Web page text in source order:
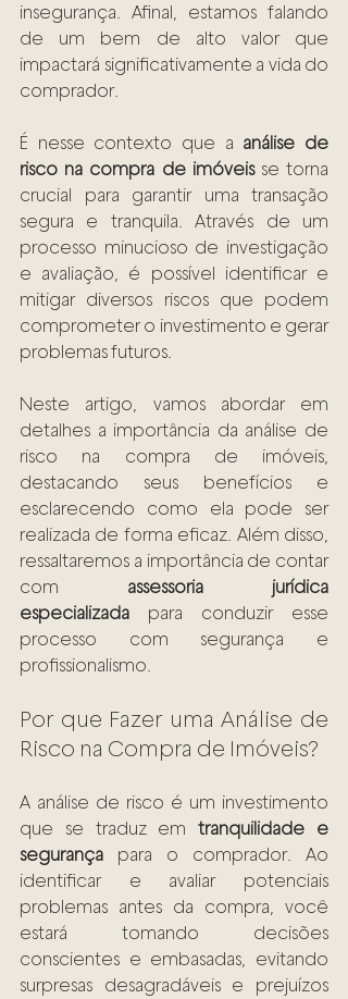
insegurança. Afinal, estamos falando
de um bem de alto valor que
impactará significativamente a vida do
comprador.
É nesse contexto que a análise de
risco na compra de imóveis se torna
crucial para garantir uma transação
segura e tranquila. Através de um
processo minucioso de investigação
e avaliação, é possível identificar e
mitigar diversos riscos que podem
comprometer o investimento e gerar
problemas futuros.
Neste artigo, vamos abordar em
detalhes a importância da análise de
risco na compra de imóveis,
destacando seus benefícios e
esclarecendo como ela pode ser
realizada de forma eficaz. Além disso,
ressaltaremos a importância de contar
com assessoria jurídica
especializada para conduzir esse
processo com segurança e
profissionalismo.
Por que Fazer uma Análise de
Risco na Compra de Imóveis?
A análise de risco é um investimento
que se traduz em tranquilidade e
segurança para o comprador. Ao
identificar e avaliar potenciais
problemas antes da compra, você
estará tomando decisões
conscientes e embasadas, evitando
surpresas desagradáveis e prejuízos